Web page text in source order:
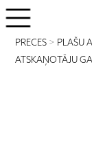
PRECES > PLAŠU
ATSKAŅOTĀJU